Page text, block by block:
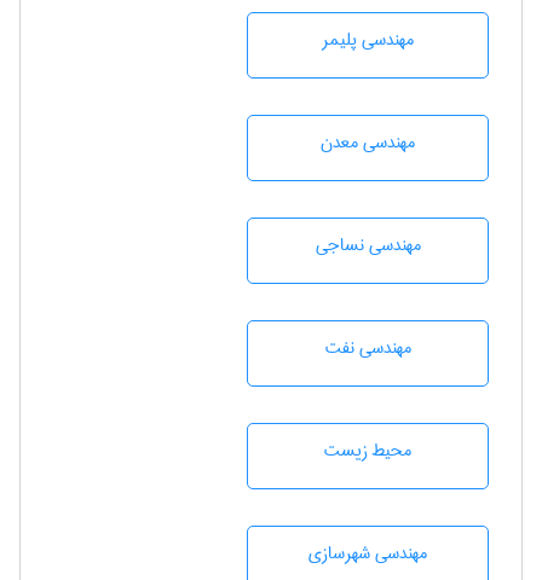
مهندسی پليمر
مهندسی معدن
مهندسي نساجی
مهندسی نفت
محيط زيست
مهندسی شهرسازی